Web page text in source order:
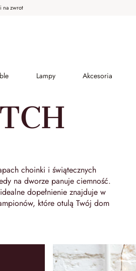
na zwrot
Lampy Akcesoria
choinki i świątecznych
na dworze panuje ciemność.
dopełnienie znajduje w
które otulą Twój dom